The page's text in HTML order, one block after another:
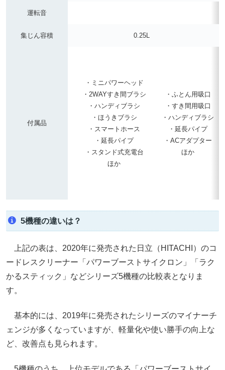
運転音
集じん容積 0.25L
付属品
・ミニパワーヘッド
・2WAYすき間ブラシ
・ハンディブラシ
・ほうきブラシ
・スマートホース
・延長パイプ
・スタンド式充電台
ほか
・ふとん用吸口
・すき間用吸口
・ハンディブラシ
・延長パイプ
・ACアダプター
ほか
5機種の違いは？
上記の表は、2020年に発売された日立（HITACHI）のコ
ードレスクリーナー「パワーブーストサイクロン」「ラク
かるスティック」などシリーズ5機種の比較表となりま
す。
基本的には、2019年に発売されたシリーズのマイナーチ
ェンジが多くなっていますが、軽量化や使い勝手の向上な
ど、改善点も見られます。